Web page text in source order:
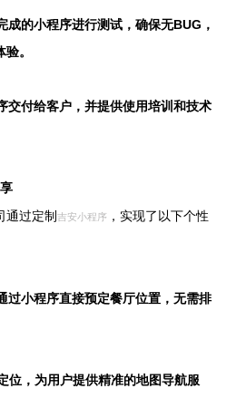
成的小程序进行测试，确保无BUG，
。
交付给客户，并提供使用培训和技术
通过定制 吉安小程序 ，实现了以下个性
过小程序直接预定餐厅位置，无需排
位，为用户提供精准的地图导航服